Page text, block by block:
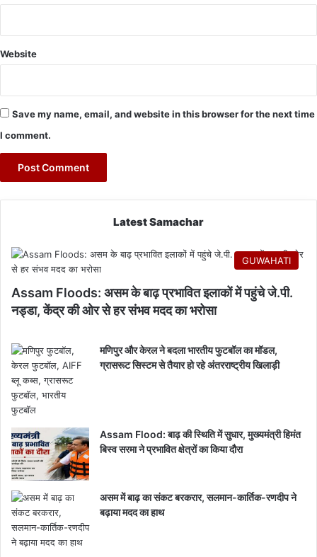
Website
Save my name, email, and website in this browser for the next time
I comment.
Latest Samachar
GUWAHATI
Assam Floods: असम के बाढ़ प्रभावित इलाकों में पहुंचे जे.पी.
नड्डा, केंद्र की ओर से हर संभव मदद का भरोसा
मणिपुर और केरल ने बदला भारतीय फुटबॉल का मॉडल,
ग्रासरूट सिस्टम से तैयार हो रहे अंतरराष्ट्रीय खिलाड़ी
Assam Flood: बाढ़ की स्थिति में सुधार, मुख्यमंत्री हिमंत
बिस्व सरमा ने प्रभावित क्षेत्रों का किया दौरा
असम में बाढ़ का संकट बरकरार, सलमान-कार्तिक-रणदीप ने
बढ़ाया मदद का हाथ